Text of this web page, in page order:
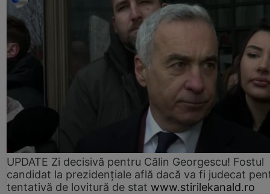
UPDATE Zi decisivă pentru Călin Georgescu! Fostul
candidat la prezidențiale află dacă va fi judecat
tentativă de lovitură de stat www.stirilekanald.ro